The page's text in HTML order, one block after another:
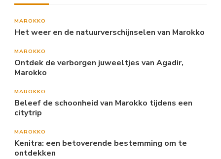
MAROKKO
Het weer en de natuurverschijnselen van Marokko
MAROKKO
Ontdek de verborgen juweeltjes van Agadir,
Marokko
MAROKKO
Beleef de schoonheid van Marokko tijdens een
citytrip
MAROKKO
Kenitra: een betoverende bestemming om te
ontdekken